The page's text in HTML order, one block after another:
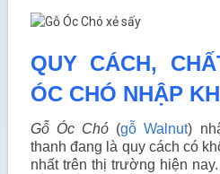
QUY CÁCH,
ÓC CHÓ NHẬP
Gỗ Óc Chó (gỗ Walnut)
thanh đang là quy cách có
nhất trên thị trường hiện